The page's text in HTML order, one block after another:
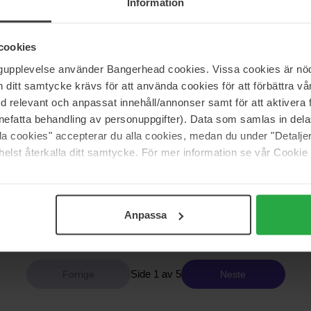
använder Bangerhead cookies. Vissa cookies är
ditt samtycke krävs för att använda cookies för att förbättra
relevant och anpassat innehåll/annonser samt för att aktivera
behandling av personuppgifter). Data som samlas in
cookies" accepterar du alla cookies, medan du under
återkalla ditt samtycke. För mer information se vår
Anpassa
360 kr
Total Lip Treatment Stick
5,2 g
751 kr
144 kr
Side 1 av 5 Neste